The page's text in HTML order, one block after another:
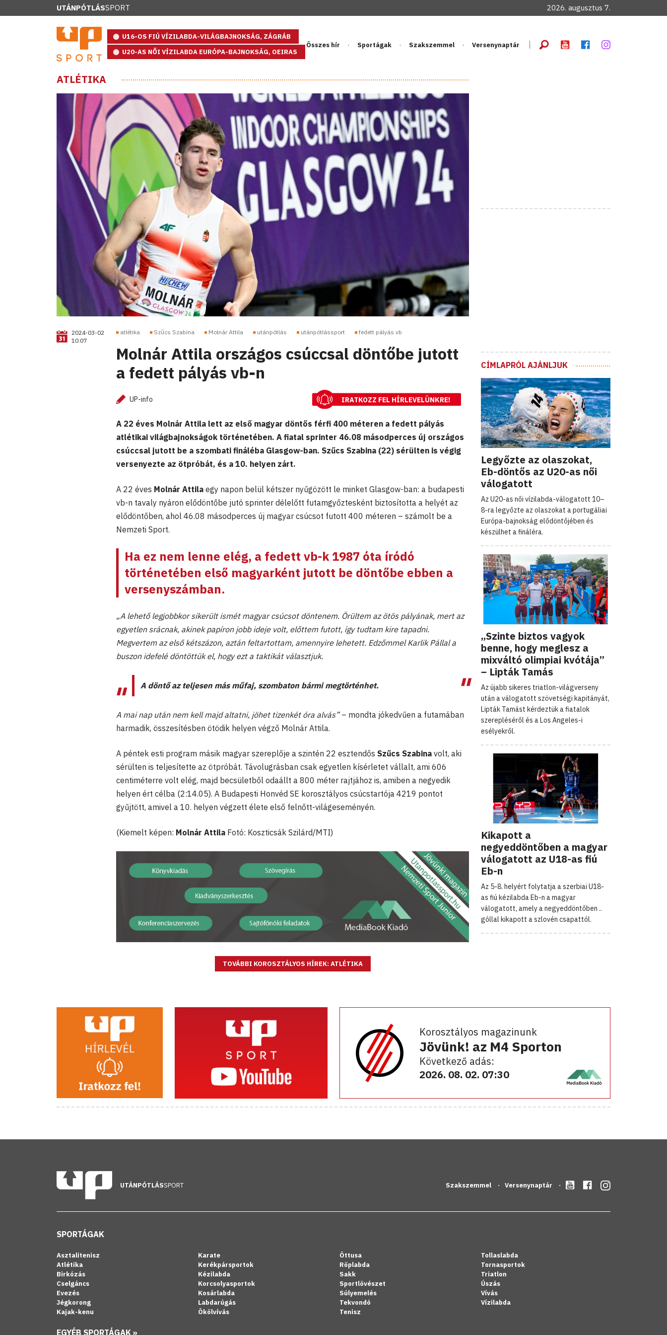
UTÁNPÓTLÁSSPORT 2026. augusztus 7.
U16-OS FIÚ VÍZILABDA-VILÁGBAJNOKSÁG, ZÁGRÁB
U20-AS NŐI VÍZILABDA EURÓPA-BAJNOKSÁG, OEIRAS
Összes hír Sportágak Szakszemmel Versenynaptár
ATLÉTIKA
2024-03-02
10:07
atlétika Szűcs Szabina Molnár Attila utánpótlás utánpótlássport fedett pályás vb
Molnár Attila országos csúccsal döntőbe jutott
a fedett pályás vb-n
UP-info IRATKOZZ FEL HÍRLEVELÜNKRE!
A 22 éves Molnár Attila lett az első magyar döntős férfi 400 méteren a fedett pályás
atlétikai világbajnokságok történetében. A fiatal sprinter 46.08 másodperces új országos
csúccsal jutott be a szombati fináléba Glasgow-ban. Szűcs Szabina (22) sérülten is végig
versenyezte az ötpróbát, és a 10. helyen zárt.
A 22 éves Molnár Attila egy napon belül kétszer nyűgözött le minket Glasgow-ban: a budapesti
vb-n tavaly nyáron elődöntőbe jutó sprinter délelőtt futamgyőztesként biztosította a helyét az
elődöntőben, ahol 46.08 másodperces új magyar csúcsot futott 400 méteren – számolt be a
Nemzeti Sport.
Ha ez nem lenne elég, a fedett vb-k 1987 óta íródó
történetében első magyarként jutott be döntőbe ebben a
versenyszámban.
„A lehető legjobbkor sikerült ismét magyar csúcsot döntenem. Örültem az ötös pályának, mert az
egyetlen srácnak, akinek papíron jobb ideje volt, előttem futott, így tudtam kire tapadni.
Megvertem az első kétszázon, aztán feltartottam, amennyire lehetett. Edzőmmel Karlik Pállal a
buszon idefelé döntöttük el, hogy ezt a taktikát választjuk.
A döntő az teljesen más műfaj, szombaton bármi megtörténhet.
A mai nap után nem kell majd altatni, jöhet tizenkét óra alvás”– mondta jókedvűen a futamában
harmadik, összesítésben ötödik helyen végző Molnár Attila.
A péntek esti program másik magyar szereplője a szintén 22 esztendős Szűcs Szabina volt, aki
sérülten is teljesítette az ötpróbát. Távolugrásban csak egyetlen kísérletet vállalt, ami 606
centiméterre volt elég, majd becsületből odaállt a 800 méter rajtjához is, amiben a negyedik
helyen ért célba (2:14.05). A Budapesti Honvéd SE korosztályos csúcstartója 4219 pontot
gyűjtött, amivel a 10. helyen végzett élete első felnőtt-világeseményén.
(Kiemelt képen: Molnár Attila Fotó: Koszticsák Szilárd/MTI)
TOVÁBBI KOROSZTÁLYOS HÍREK: ATLÉTIKA
CÍMLAPRÓL AJÁNLJUK
Legyőzte az olaszokat,
Eb-döntős az U20-as női
válogatott
Az U20-as női vízilabda-válogatott 10–
8-ra legyőzte az olaszokat a portugáliai
Európa-bajnokság elődöntőjében és
készülhet a fináléra.
„Szinte biztos vagyok
benne, hogy meglesz a
mixváltó olimpiai kvótája”
– Lipták Tamás
Az újabb sikeres triatlon-világverseny
után a válogatott szövetségi kapitányát,
Lipták Tamást kérdeztük a fiatalok
szerepléséről és a Los Angeles-i
esélyekről.
Kikapott a
negyeddöntőben a magyar
válogatott az U18-as fiú
Eb-n
Az 5-8. helyért folytatja a szerbiai U18-
as fiú kézilabda Eb-n a magyar
válogatott, amely a negyeddöntőben ..
góllal kikapott a szlovén csapattól.
Korosztályos magazinunk
Jövünk! az M4 Sporton
Következő adás:
2026. 08. 02. 07:30
UTÁNPÓTLÁSSPORT Szakszemmel Versenynaptár
SPORTÁGAK
Asztalitenisz
Atlétika
Birkózás
Cselgáncs
Evezés
Jégkorong
Kajak-kenu
Karate
Kerékpársportok
Kézilabda
Korcsolyasportok
Kosárlabda
Labdarúgás
Ökölvívás
Öttusa
Röplabda
Sakk
Sportlövészet
Súlyemelés
Tekvondó
Tenisz
Tollaslabda
Tornasportok
Triatlon
Úszás
Vívás
Vízilabda
EGYÉB SPORTÁGAK »